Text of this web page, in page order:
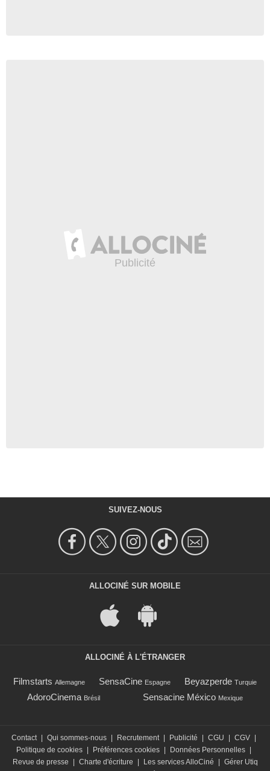
SUIVEZ-NOUS
ALLOCINÉ SUR MOBILE
ALLOCINÉ À L'ÉTRANGER
Filmstarts Allemagne SensaCine Espagne Beyazperde Turquie
AdoroCinema Brésil Sensacine México Mexique
Contact Qui sommes-nous Recrutement Publicité CGU CGV
Politique de cookies
Préférences cookies Données Personnelles
Revue de presse
Charte d'écriture Les services AlloCiné
Gérer Utiq